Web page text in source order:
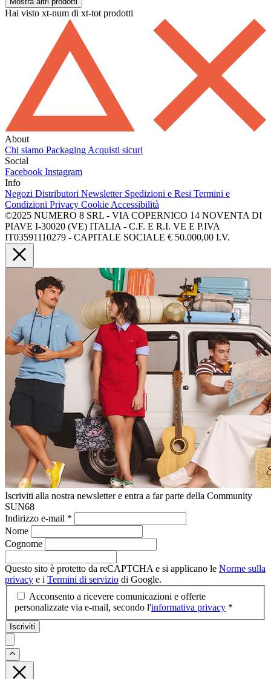
Hai visto xt-num di xt-tot prodotti
About
Chi siamo PackagingAcquisti sicuri
Social
Facebook Instagram
Info
Negozi Distributori Newsletter Spedizioni e Resi Termini e
Condizioni Privacy CookieAccessibilità
©2025 NUMERO 8 SRL - VIA COPERNICO 14 NOVENTA DI
PIAVE I-30020 (VE) ITALIA - C.F. E R.I. VE E P.IVA
IT03591110279 - CAPITALE SOCIALE € 50.000,00 I.V.
Iscriviti alla nostra newsletter e entra a far parte della Community
SUN68
Indirizzo e-mail *
Nome
Cognome
Questo sito è protetto da reCAPTCHA e si applicano le Norme sulla
privacy e i Termini di servizio di Google.
Acconsento a ricevere comunicazioni e offerte
personalizzate via e-mail, secondo l'informativa privacy *
Iscriviti